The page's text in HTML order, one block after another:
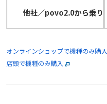
他社／povo2.0から乗り
オンラインショップで機種のみ購入
店頭で機種のみ購入